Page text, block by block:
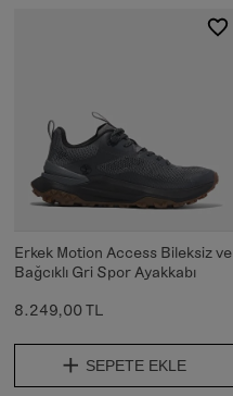
Erkek Motion Access Bileksiz ve
Bağcıklı Gri Spor Ayakkabı
8.249,00 TL
SEPETE EKLE